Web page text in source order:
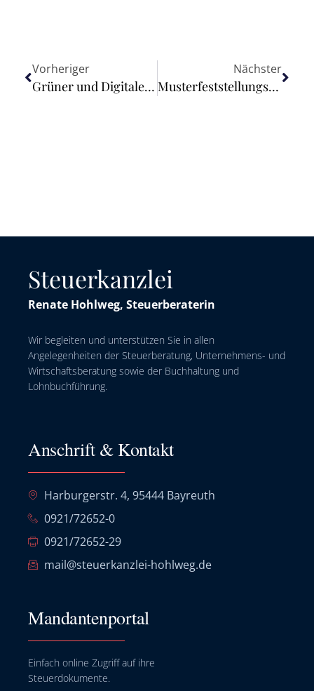
Vorheriger
Grüner und Digitaler Wandel: EU-Kommission unterstützt Deutschland bei Umsetzung von Reformprojekten
Nächster
Musterfeststellungsklage: OLG entscheidet über Zinsanpassung für Sparverträge
Steuerkanzlei
Renate Hohlweg, Steuerberaterin
Wir begleiten und unterstützen Sie in allen
Angelegenheiten der Steuerberatung, Unternehmens- und
Wirtschaftsberatung sowie der Buchhaltung und
Lohnbuchführung.
Anschrift & Kontakt
Harburgerstr. 4, 95444 Bayreuth
0921/72652-0
0921/72652-29
mail@steuerkanzlei-hohlweg.de
Mandantenportal
Einfach online Zugriff auf ihre
Steuerdokumente.